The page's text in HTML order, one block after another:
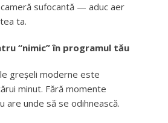
sufocantă — aduc aer
ta.
“nimic” în programul tău
greșeli moderne este
minut. Fără momente
are unde să se odihnească.